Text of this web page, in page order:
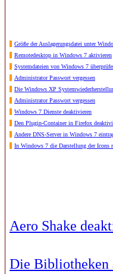
Größe der Auslagerungsdatei unter
Remotedesktop in Windows 7 aktivieren
Systemdateien von Windows 7
Administrator Passwort vergessen
Die Windows XP
Administrator Passwort vergessen
Windows 7 Dienste deaktivieren
Den Plugin-Container in Firefox
Andere DNS-Server in Windows 7
In Windows 7 die Darstellung der Icons
Aero Shake
Die Bibliotheken